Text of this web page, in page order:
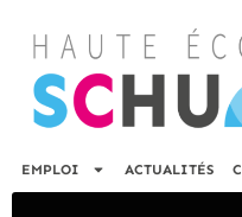
EMPLOI ACTUALITÉS